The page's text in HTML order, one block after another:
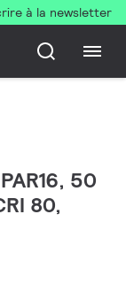
à la newsletter
50
80,